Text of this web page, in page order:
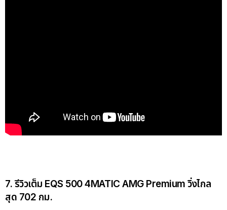
7. รีวิวเต็ม EQS 500 4MATIC AMG Premium วิ่งไกล
สุด 702 กม.